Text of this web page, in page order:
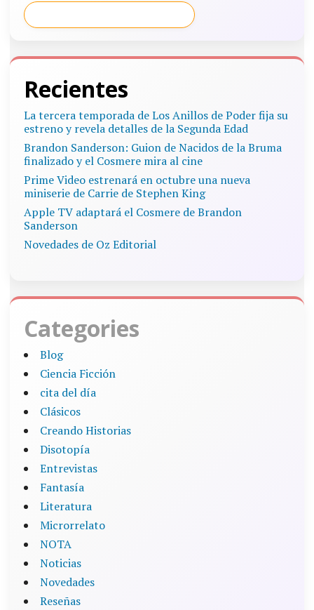
Recientes
La tercera temporada de Los Anillos de Poder fija su
estreno y revela detalles de la Segunda Edad
Brandon Sanderson: Guion de Nacidos de la Bruma
finalizado y el Cosmere mira al cine
Prime Video estrenará en octubre una nueva
miniserie de Carrie de Stephen King
Apple TV adaptará el Cosmere de Brandon
Sanderson
Novedades de Oz Editorial
Categories
Blog
Ciencia Ficción
cita del día
Clásicos
Creando Historias
Disotopía
Entrevistas
Fantasía
Literatura
Microrrelato
NOTA
Noticias
Novedades
Reseñas